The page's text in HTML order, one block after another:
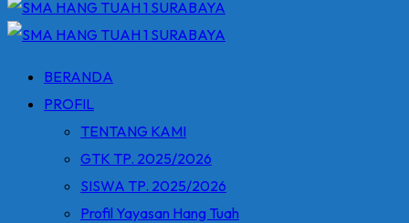
BERANDA
PROFIL
TENTANG KAMI
GTK TP. 2025/2026
SISWA TP. 2025/2026
Profil Yayasan Hang Tuah